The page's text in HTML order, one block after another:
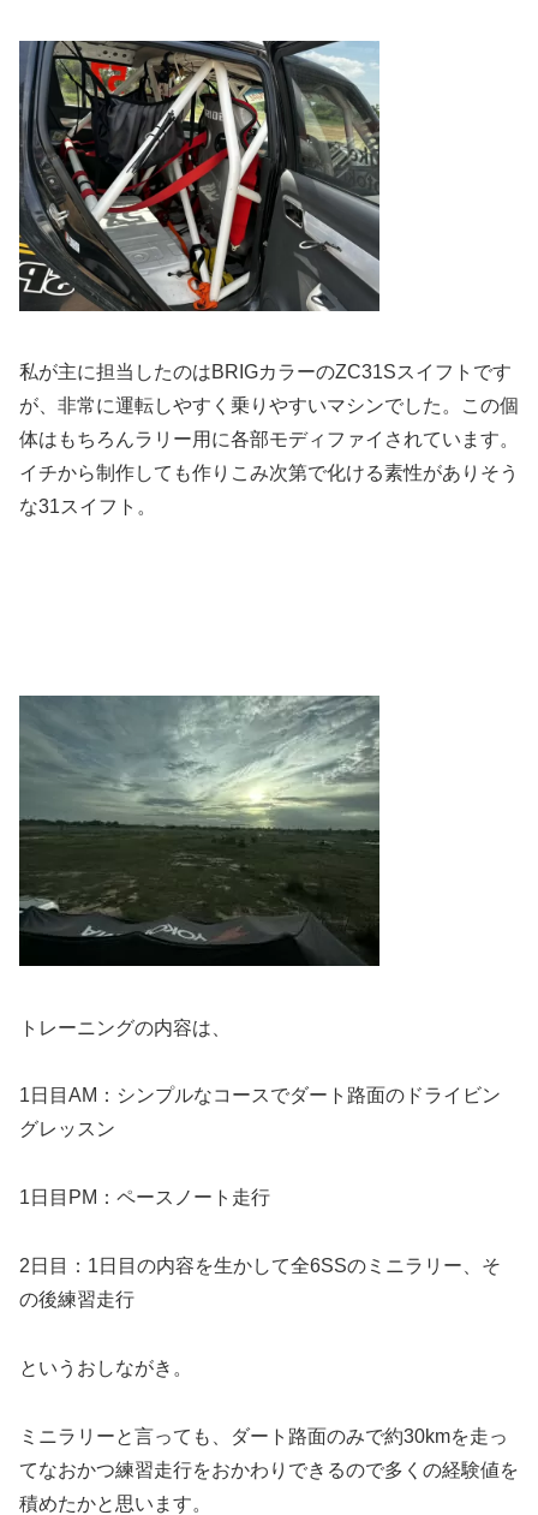
私が主に担当したのはBRIGカラーのZC31Sスイフトです
が、非常に運転しやすく乗りやすいマシンでした。この個
体はもちろんラリー用に各部モディファイされています。
イチから制作しても作りこみ次第で化ける素性がありそう
な31スイフト。
トレーニングの内容は、
1日目AM：シンプルなコースでダート路面のドライビン
グレッスン
1日目PM：ペースノート走行
2日目：1日目の内容を生かして全6SSのミニラリー、そ
の後練習走行
というおしながき。
ミニラリーと言っても、ダート路面のみで約30kmを走っ
てなおかつ練習走行をおかわりできるので多くの経験値を
積めたかと思います。